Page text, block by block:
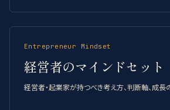
Entrepreneur Mindset
経営者のマインドセット
経営者・起業家が持つべき考え方、判断軸、成長